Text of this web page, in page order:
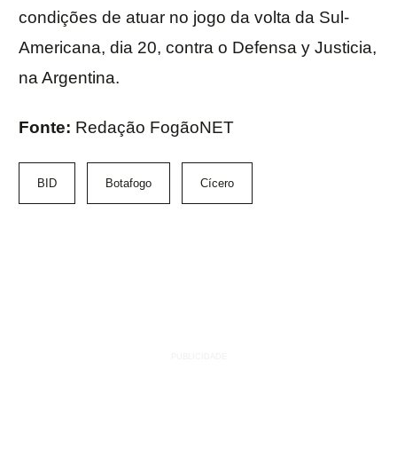
condições de atuar no jogo da volta da Sul-
Americana, dia 20, contra o Defensa y Justicia,
na Argentina.
Fonte: Redação FogãoNET
BID Botafogo Cícero